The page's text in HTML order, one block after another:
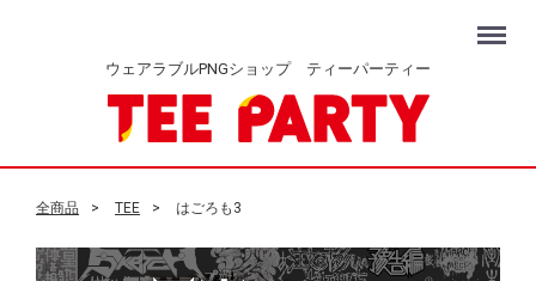
ウェアラブルPNGショップ ティーパーティー
Menu
全商品 TEE はごろも3